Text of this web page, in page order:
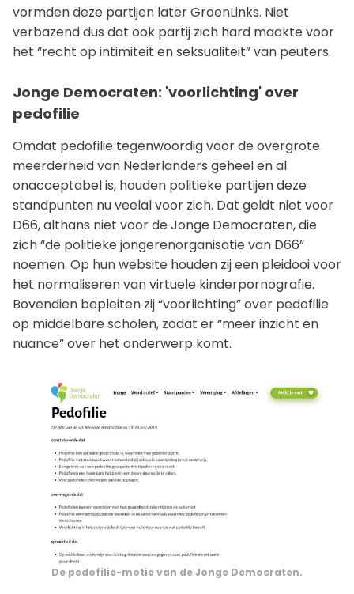
vormden deze partijen later GroenLinks. Niet
verbazend dus dat ook partij zich hard maakte voor
het “recht op intimiteit en seksualiteit” van peuters.
Jonge Democraten: 'voorlichting' over
pedofilie
Omdat pedofilie tegenwoordig voor de overgrote
meerderheid van Nederlanders geheel en al
onacceptabel is, houden politieke partijen deze
standpunten nu veelal voor zich. Dat geldt niet voor
D66, althans niet voor de Jonge Democraten, die
zich “de politieke jongerenorganisatie van D66”
noemen. Op hun website houden zij een pleidooi voor
het normaliseren van virtuele kinderpornografie.
Bovendien bepleiten zij “voorlichting” over pedofilie
op middelbare scholen, zodat er “meer inzicht en
nuance” over het onderwerp komt.
De pedofilie-motie van de Jonge Democraten.